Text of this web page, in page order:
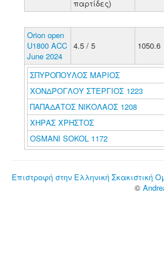
παρτίδες)
Orion open
U1800 ACC
June 2024
4.5 / 5 1050.6
ΣΠΥΡΟΠΟΥΛΟΣ ΜΑΡΙΟΣ
ΧΟΝΔΡΟΓΛΟΥ ΣΤΕΡΓΙΟΣ 1223
ΠΑΠΑΔΑΤΟΣ ΝΙΚΟΛΑΟΣ 1208
ΧΗΡΑΣ ΧΡΗΣΤΟΣ
OSMANI SOKOL 1172
Επιστροφή στην Ελληνική Σκακιστική
©